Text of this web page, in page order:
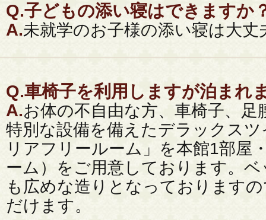
Q.子どもの添い寝はできますか
A.未就学のお子様の添い寝は大丈
Q.車椅子を利用しますが泊まれ
A.お体の不自由な方、車椅子、
特別な設備を備えたデラックス
リアフリールーム」を本館1部屋
ーム）をご用意しております。
も広めな造りとなっております
だけます。